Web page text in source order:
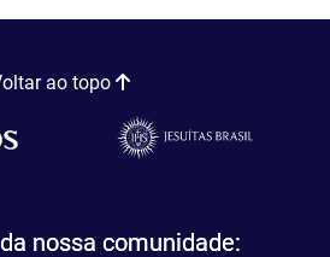
ao topo
nossa comunidade: